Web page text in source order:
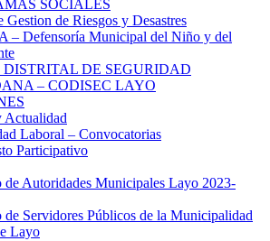
SOCIALES
Gestion de Riesgos y Desastres
– Defensoría Municipal del Niño y del
DE SEGURIDAD
– CODISEC LAYO
Actualidad
Laboral – Convocatorias
Participativo
de Autoridades Municipales Layo 2023-
Servidores Públicos de la Municipalidad
Layo